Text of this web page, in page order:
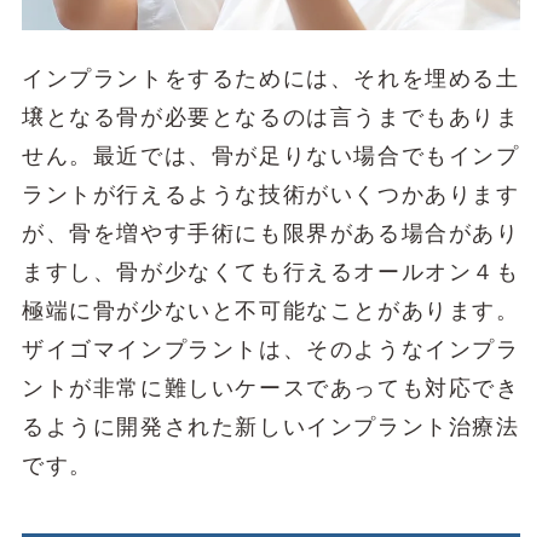
インプラントをするためには、それを埋める土
壌となる骨が必要となるのは言うまでもありま
せん。最近では、骨が足りない場合でもインプ
ラントが行えるような技術がいくつかあります
が、骨を増やす手術にも限界がある場合があり
ますし、骨が少なくても行えるオールオン４も
極端に骨が少ないと不可能なことがあります。
ザイゴマインプラントは、そのようなインプラ
ントが非常に難しいケースであっても対応でき
るように開発された新しいインプラント治療法
です。